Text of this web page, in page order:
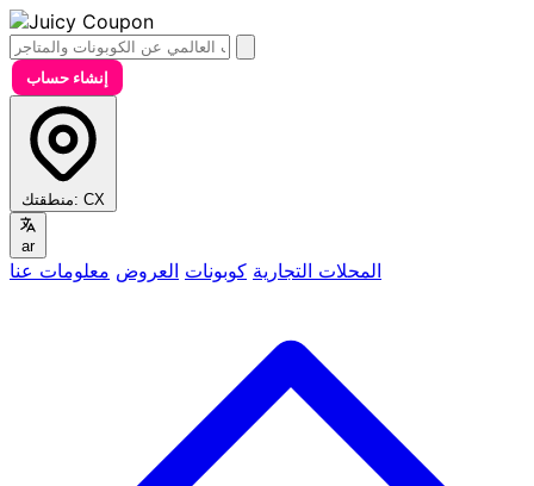
إنشاء حساب
منطقتك: CX
ar
المحلات التجارية كوبونات العروض معلومات عنا